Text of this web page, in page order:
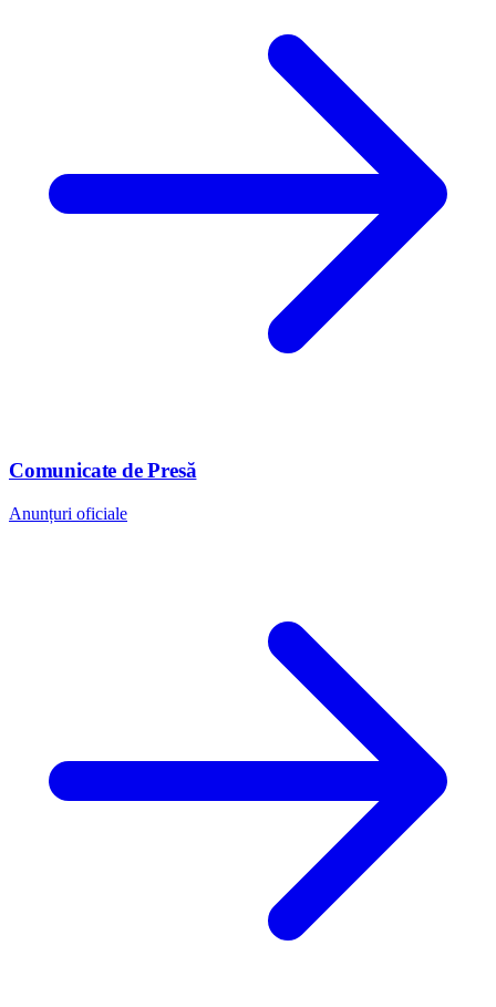
Comunicate de Presă
Anunțuri oficiale